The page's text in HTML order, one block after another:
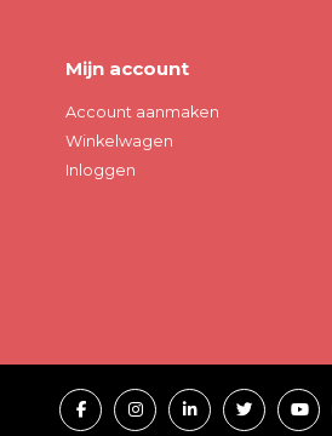
Mijn account
Account aanmaken
Winkelwagen
Inloggen